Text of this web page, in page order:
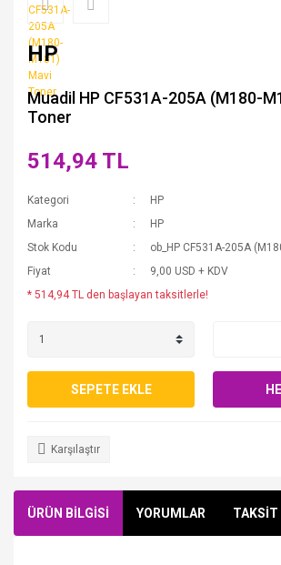
HP
Muadil HP CF531A-205A (M180-
Toner
514,94 TL
Kategori
HP
Marka
HP
Stok Kodu
ob_HP CF531A-205A
Fiyat
9,00 USD + KDV
* 514,94 TL den başlayan taksitlerle!
SEPETE EKLE
Karşılaştır
ÜRÜN BİLGİSİ YORUMLAR TAKSİT